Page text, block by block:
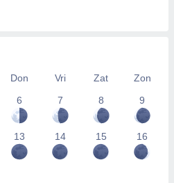
Don Vri Zat
Zon
6
7 8 9
13 14 15 16